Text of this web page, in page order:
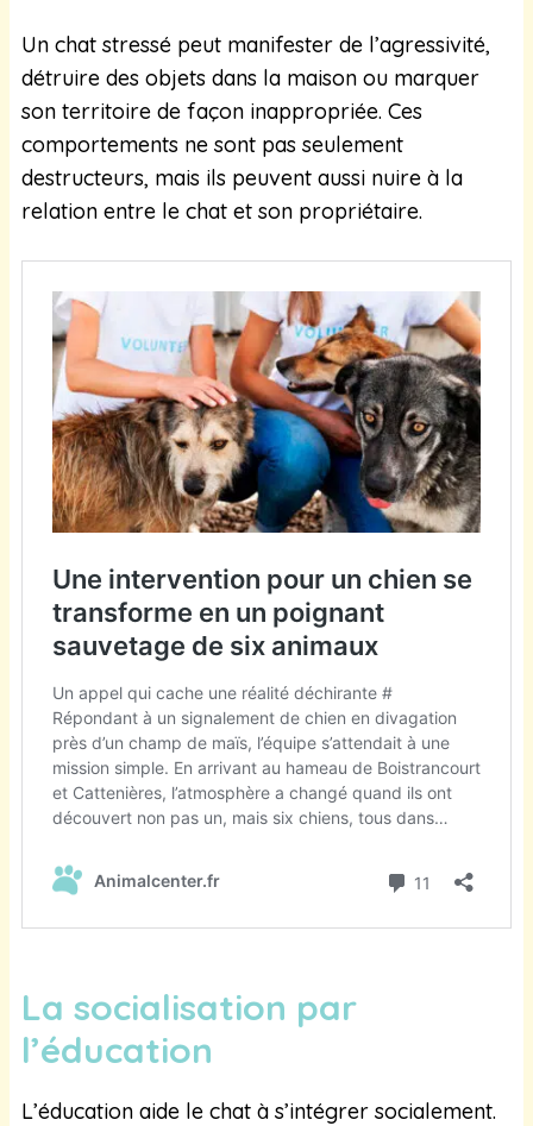
Un chat stressé peut manifester de l’agressivité,
détruire des objets dans la maison ou marquer
son territoire de façon inappropriée. Ces
comportements ne sont pas seulement
destructeurs, mais ils peuvent aussi nuire à la
relation entre le chat et son propriétaire.
La socialisation par
l’éducation
L’éducation aide le chat à s’intégrer socialement.